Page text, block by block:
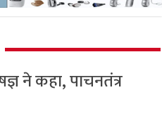
ने कहा, पाचनतंत्र